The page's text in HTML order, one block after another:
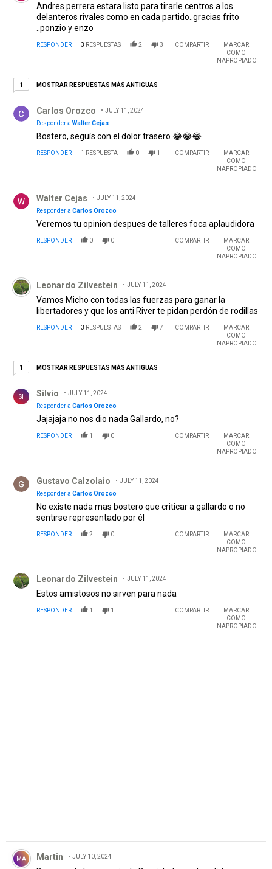
Andres perrera estara listo para tirarle centros a los
delanteros rivales como en cada partido..gracias frito
..ponzio y enzo
RESPONDER 3 RESPUESTAS 2 3 COMPARTIR
MARCAR
COMO
INAPROPIADO
11 respuesta más antiguas
MOSTRAR RESPUESTAS MÁS ANTIGUAS
Carlos Orozco
JULY 11, 2024
Responder a Walter Cejas
Bostero, seguís con el dolor trasero 😂😂😂
RESPONDER 1 RESPUESTA 0 1 COMPARTIR
MARCAR
COMO
INAPROPIADO
Walter Cejas
JULY 11, 2024
Responder a Carlos Orozco
Veremos tu opinion despues de talleres foca aplaudidora
RESPONDER 0 0 COMPARTIR
MARCAR
COMO
INAPROPIADO
Comentario de Leonardo Zilvestein.
Leonardo Zilvestein JULY 11, 2024
Vamos Micho con todas las fuerzas para ganar la
libertadores y que los anti River te pidan perdón de rodillas
RESPONDER 3 RESPUESTAS 2 7 COMPARTIR
MARCAR
COMO
INAPROPIADO
11 respuesta más antiguas
MOSTRAR RESPUESTAS MÁS ANTIGUAS
SI Silvio
JULY 11, 2024
Responder a Carlos Orozco
Jajajaja no nos dio nada Gallardo, no?
RESPONDER 1 0 COMPARTIR
MARCAR
COMO
INAPROPIADO
Gustavo Calzolaio
JULY 11, 2024
Responder a Carlos Orozco
No existe nada mas bostero que criticar a gallardo o no
sentirse representado por él
RESPONDER 2 0 COMPARTIR
MARCAR
COMO
INAPROPIADO
Leonardo Zilvestein JULY 11, 2024
Estos amistosos no sirven para nada
RESPONDER 1 1 COMPARTIR
MARCAR
COMO
INAPROPIADO
Comentario de Martin.
MA Martin JULY 10, 2024